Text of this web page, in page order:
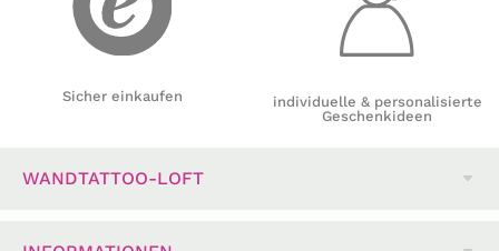
Sicher einkaufen
individuelle & personalisierte
Geschenkideen
WANDTATTOO-LOFT